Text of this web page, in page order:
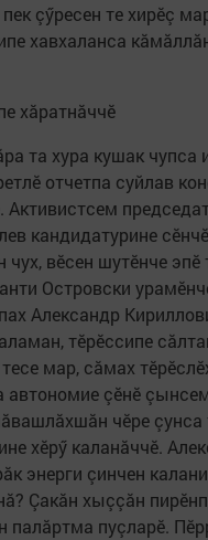
çӳресен те хирӗç
хавхаланса
хăратнăччӗ
та хура кушак чупса
отчетпа суйлав
Активистсем
кандидатурине
чух, вӗсен шутӗнче эпӗ
Островски
Александр
тӗрӗссипе
мар, сăмах
автономие çӗнӗ
чӗре çунса
хӗрӳ каланăччӗ.
энерги çинчен
Çакăн хыççăн
палăртма пуçларӗ.